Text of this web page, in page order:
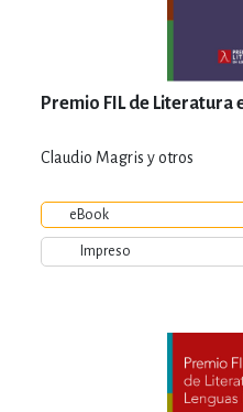
Premio FIL de Literatura
Claudio Magris y otros
eBook
Impreso